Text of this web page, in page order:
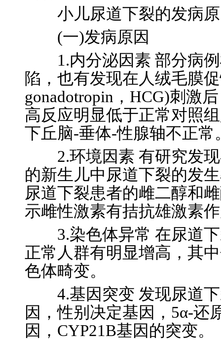
小儿尿道下裂的发病原
(一)发病原因
1.内分泌因素 部分病例
陷，也有发现在人绒毛膜
gonadotropin，HCG)刺激
高反应明显低于正常对照
下丘脑-垂体-性腺轴不正常
2.环境因素 有研究发现
的新生儿中尿道下裂的发
尿道下裂患者的雌二醇和
示雌性激素有拮抗雄激素
3.染色体异常 在尿道下
正常人群有明显增高，其
色体畸变。
4.基因突变 发现尿道下
因，性别决定基因，5α-还
因，CYP21B基因的突变。